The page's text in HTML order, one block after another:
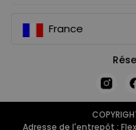
France
Adresse de l'entrepôt :